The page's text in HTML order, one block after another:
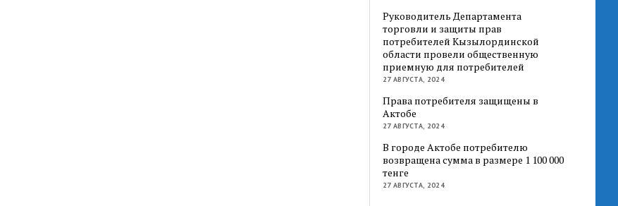
Руководитель Департамента
торговли и защиты прав
потребителей Кызылординской
области провели общественную
приемную для потребителей
27 АВГУСТА, 2024
Права потребителя защищены в
Актобе
27 АВГУСТА, 2024
В городе Актобе потребителю
возвращена сумма в размере 1 100 000
тенге
27 АВГУСТА, 2024